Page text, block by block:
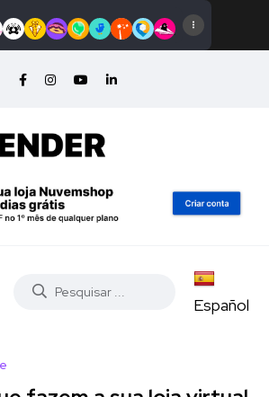
Español